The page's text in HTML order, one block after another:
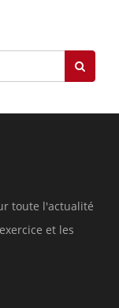
toute l'actualité
et les